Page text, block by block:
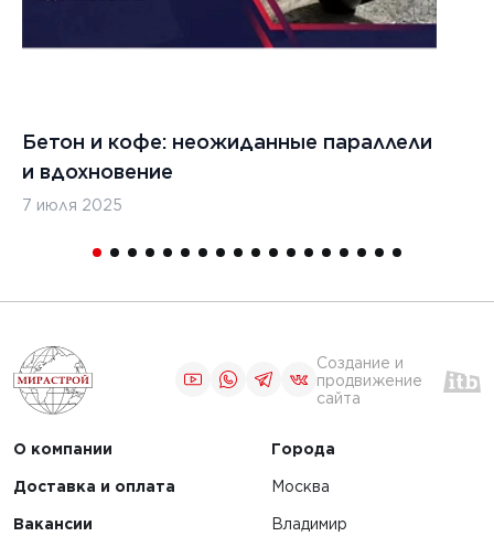
бетоноукладчиков
Бетон и кофе: неожиданные параллели
и вдохновение
7 июля 2025
Создание и
продвижение
сайта
О компании
Доставка и оплата
Вакансии
Города
Москва
Владимир